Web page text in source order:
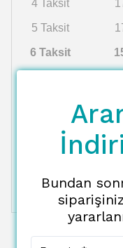
4 Taksit
5 Taksit
6 Taksit
12 Taksit
Bundan